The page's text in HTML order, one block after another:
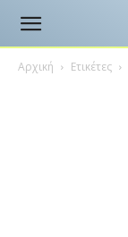
Αρχική Ετικέτες